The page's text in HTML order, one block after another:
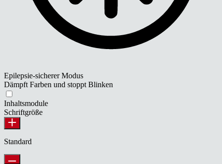
Epilepsie-sicherer Modus
Dämpft Farben und stoppt Blinken
Inhaltsmodule
Schriftgröße
Standard